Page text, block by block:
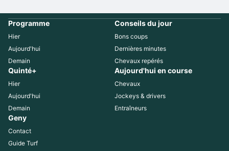
Programme
Hier
Aujourd'hui
Demain
Conseils du jour
Bons coups
Dernières minutes
Chevaux repérés
Quinté+
Hier
Aujourd'hui
Demain
Aujourd'hui en course
Chevaux
Jockeys & drivers
Entraîneurs
Geny
Contact
Guide Turf